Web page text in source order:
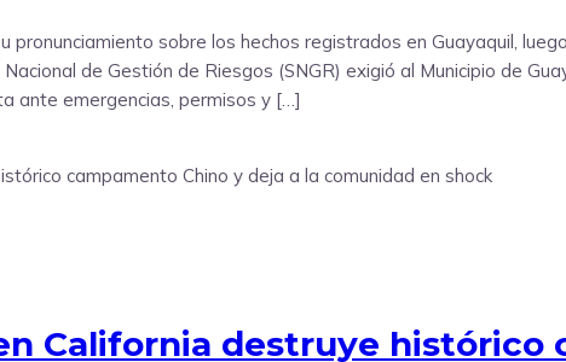
pronunciamiento sobre los hechos registrados en Guayaquil,
de Gestión de Riesgos (SNGR) exigió al Municipio de
ante emergencias, permisos y […]
California destruye histórico